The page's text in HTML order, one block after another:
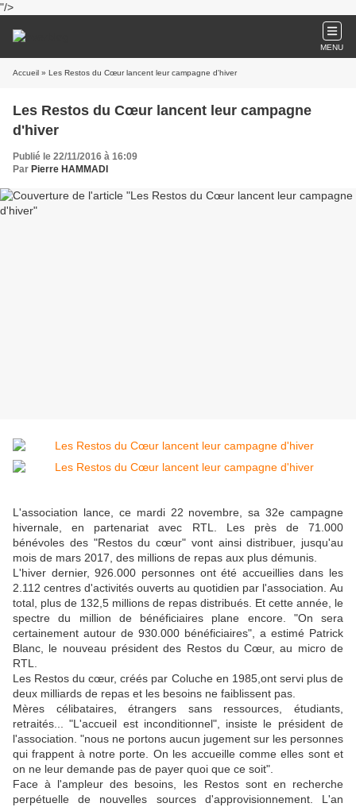
"/>
MENU
Accueil » Les Restos du Cœur lancent leur campagne d'hiver
Les Restos du Cœur lancent leur campagne
d'hiver
Publié le 22/11/2016 à 16:09
Par Pierre HAMMADI
L'association lance, ce mardi 22 novembre, sa 32e campagne
hivernale, en partenariat avec RTL. Les près de 71.000
bénévoles des "Restos du cœur" vont ainsi distribuer, jusqu'au
mois de mars 2017, des millions de repas aux plus démunis.
L'hiver dernier, 926.000 personnes ont été accueillies dans les
2.112 centres d'activités ouverts au quotidien par l'association. Au
total, plus de 132,5 millions de repas distribués. Et cette année, le
spectre du million de bénéficiaires plane encore. "On sera
certainement autour de 930.000 bénéficiaires", a estimé Patrick
Blanc, le nouveau président des Restos du Cœur, au micro de
RTL.
Les Restos du cœur, créés par Coluche en 1985,ont servi plus de
deux milliards de repas et les besoins ne faiblissent pas.
Mères célibataires, étrangers sans ressources, étudiants,
retraités... "L'accueil est inconditionnel", insiste le président de
l'association. "nous ne portons aucun jugement sur les personnes
qui frappent à notre porte. On les accueille comme elles sont et
on ne leur demande pas de payer quoi que ce soit".
Face à l'ampleur des besoins, les Restos sont en recherche
perpétuelle de nouvelles sources d'approvisionnement. L'an